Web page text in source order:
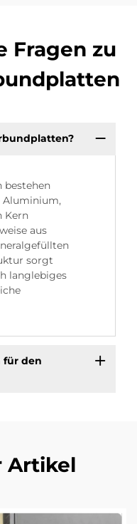
Fragen zu
bestehen
Aluminium,
Kern
aus
sorgt
langlebiges
für den
Artikel